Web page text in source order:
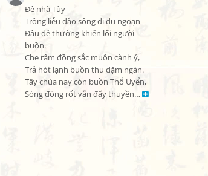
Đê nhà Tùy
Trồng liễu đào sông đi du ngoạn
Đầu đê thường khiến lối người
buồn.
Che râm đồng sắc muôn cành ý,
Trả hót lạnh buồn thu dặm ngàn.
Tây chúa nay còn buồn Thổ Uyển,
Sóng đông rốt vẫn đẩy thuyền…